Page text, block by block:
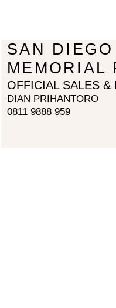
SAN
MEMORIAL
OFFICIAL SALES &
DIAN PRIHANTORO
0811 9888 959